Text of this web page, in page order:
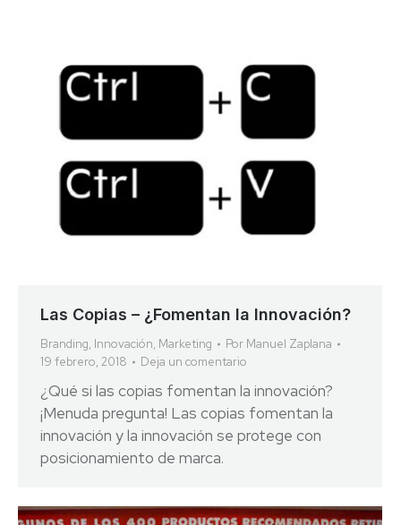
Las Copias – ¿Fomentan la Innovación?
Branding, Innovación, Marketing Por Manuel Zaplana
19 febrero, 2018
Deja un comentario
¿Qué si las copias fomentan la innovación?
¡Menuda pregunta! Las copias fomentan la
innovación y la innovación se protege con
posicionamiento de marca.